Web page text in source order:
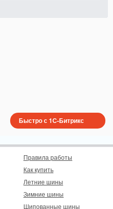
Правила работы
Как купить
Летние шины
Зимние шины
Шипованные шины
Быстро с 1С-Битрикс